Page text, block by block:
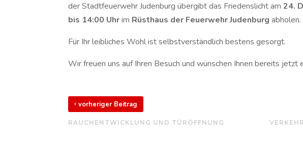
der Stadtfeuerwehr Judenburg übergibt das Friedenslicht am24.
bis 14:00 Uhrim Rüsthaus der Feuerwehr Judenburg abholen.
Für Ihr leibliches Wohl ist selbstverständlich bestens gesorgt.
Wir freuen uns auf Ihren Besuch und wünschen Ihnen bereits
‹ vorheriger Beitrag
RAUCHENTWICKLUNG UND TÜRÖFFNUNG